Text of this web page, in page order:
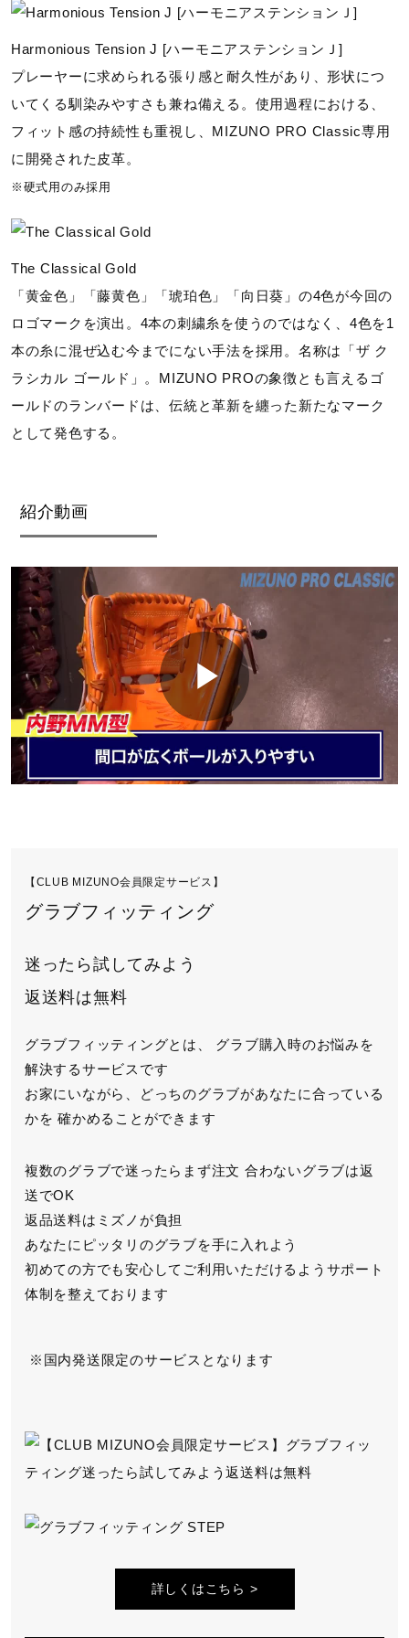
Harmonious Tension J [ハーモニアステンションＪ]
プレーヤーに求められる張り感と耐久性があり、形状につ
いてくる馴染みやすさも兼ね備える。使用過程における、
フィット感の持続性も重視し、MIZUNO PRO Classic専用
に開発された皮革。
※硬式用のみ採用
The Classical Gold
「黄金色」「藤黄色」「琥珀色」「向日葵」の4色が今回の
ロゴマークを演出。4本の刺繍糸を使うのではなく、4色を1
本の糸に混ぜ込む今までにない手法を採用。名称は「ザ ク
ラシカル ゴールド」。MIZUNO PROの象徴とも言えるゴ
ールドのランバードは、伝統と革新を纏った新たなマーク
として発色する。
紹介動画
【CLUB MIZUNO会員限定サービス】
グラブフィッティング
迷ったら試してみよう
返送料は無料
グラブフィッティングとは、
グラブ購入時のお悩みを
解決するサービスです
お家にいながら、どっちのグラブがあなたに合っている
かを 確かめることができます
複数のグラブで迷ったらまず注文 合わないグラブは返
送でOK
返品送料はミズノが負担
あなたにピッタリのグラブを手に入れよう
初めての方でも安心してご利用いただけるよう サポート
体制を整えております
国内発送限定のサービスとなります
詳しくはこちら